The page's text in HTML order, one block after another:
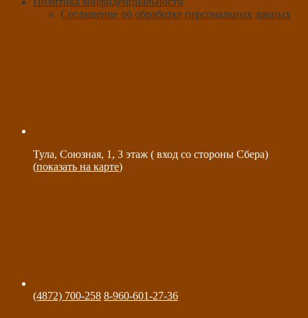
Соглашение об обработке персональных данных
Тула, Союзная, 1, 3 этаж ( вход со стороны Сбера)
(показать на карте)
(4872) 700-258 8-960-601-27-36